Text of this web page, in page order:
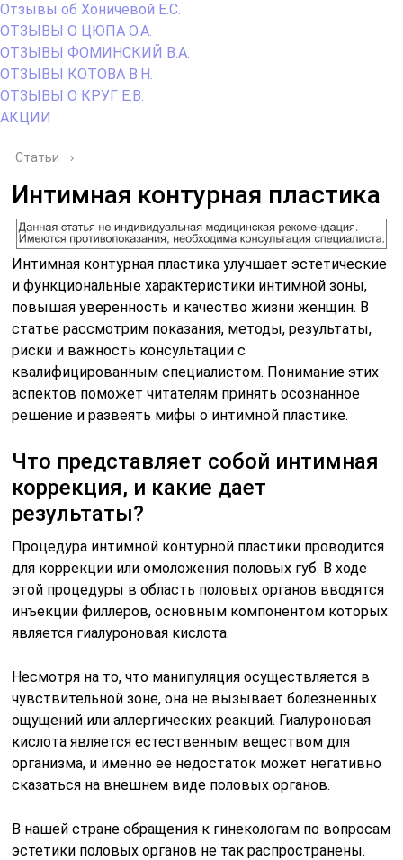
Отзывы об Хоничевой Е.С.
ОТЗЫВЫ О ЦЮПА О.А.
ОТЗЫВЫ ФОМИНСКИЙ В.А.
ОТЗЫВЫ КОТОВА В.Н.
ОТЗЫВЫ О КРУГ Е.В.
АКЦИИ
Статьи ›
Интимная контурная пластика
Интимная контурная пластика улучшает эстетические
и функциональные характеристики интимной зоны,
повышая уверенность и качество жизни женщин. В
статье рассмотрим показания, методы, результаты,
риски и важность консультации с
квалифицированным специалистом. Понимание этих
аспектов поможет читателям принять осознанное
решение и развеять мифы о интимной пластике.
Что представляет собой интимная
коррекция, и какие дает
результаты?
Процедура интимной контурной пластики проводится
для коррекции или омоложения половых губ. В ходе
этой процедуры в область половых органов вводятся
инъекции филлеров, основным компонентом которых
является гиалуроновая кислота.
Несмотря на то, что манипуляция осуществляется в
чувствительной зоне, она не вызывает болезненных
ощущений или аллергических реакций. Гиалуроновая
кислота является естественным веществом для
организма, и именно ее недостаток может негативно
сказаться на внешнем виде половых органов.
В нашей стране обращения к гинекологам по вопросам
эстетики половых органов не так распространены.